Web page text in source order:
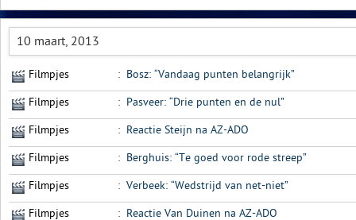
10 maart, 2013
Filmpjes : Bosz: “Vandaag punten belangrijk”
Filmpjes : Pasveer: “Drie punten en de nul”
Filmpjes : Reactie Steijn na AZ-ADO
Filmpjes : Berghuis: “Te goed voor rode streep”
Filmpjes : Verbeek: “Wedstrijd van net-niet”
Filmpjes : Reactie Van Duinen na AZ-ADO